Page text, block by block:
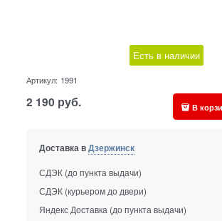
Есть в наличии
Артикул: 1991
2 190 руб. В
Доставка вДзержинск
СДЭК (до пункта выдачи)
СДЭК (курьером до двери)
Яндекс Доставка (до пункта выдачи)